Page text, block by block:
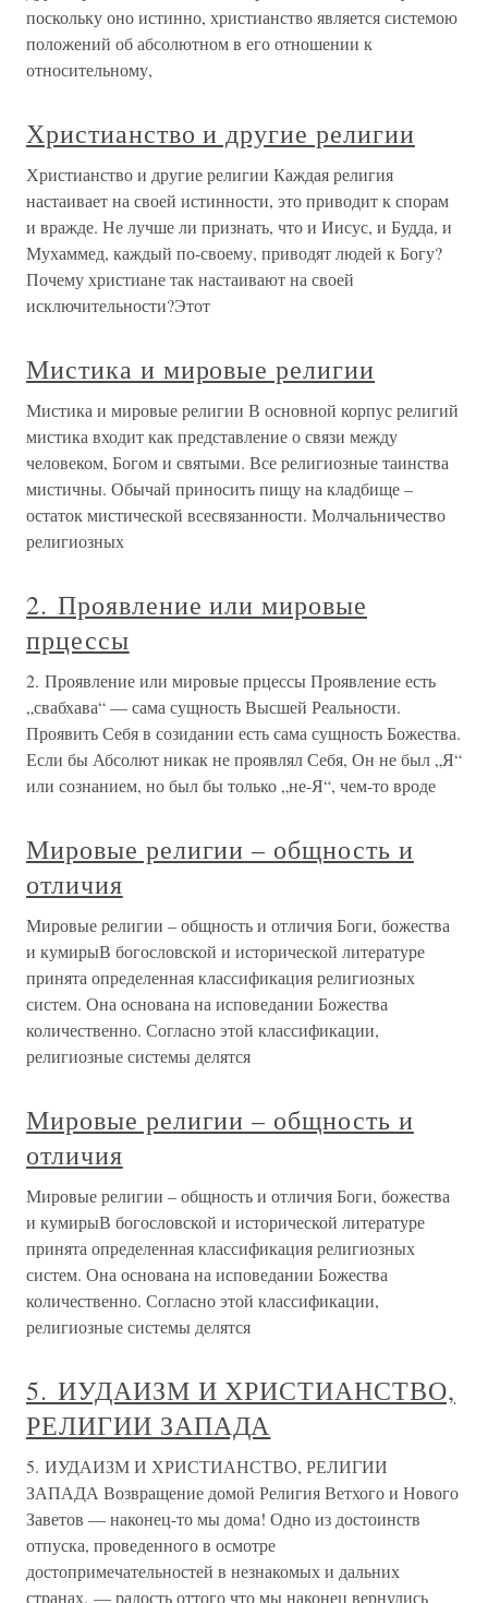
поскольку оно истинно, христианство является системою
положений об абсолютном в его отношении к
относительному,
Христианство и другие религии
Христианство и другие религии Каждая религия
настаивает на своей истинности, это приводит к спорам
и вражде. Не лучше ли признать, что и Иисус, и Будда, и
Мухаммед, каждый по-своему, приводят людей к Богу?
Почему христиане так настаивают на своей
исключительности?Этот
Мистика и мировые религии
Мистика и мировые религии В основной корпус религий
мистика входит как представление о связи между
человеком, Богом и святыми. Все религиозные таинства
мистичны. Обычай приносить пищу на кладбище –
остаток мистической всесвязанности. Молчальничество
религиозных
2. Проявление или мировые
прцессы
2. Проявление или мировые прцессы Проявление есть
„свабхава“ — сама сущность Высшей Реальности.
Проявить Себя в созидании есть сама сущность Божества.
Если бы Абсолют никак не проявлял Себя, Он не был „Я“
или сознанием, но был бы только „не-Я“, чем-то вроде
Мировые религии – общность и
отличия
Мировые религии – общность и отличия Боги, божества
и кумирыВ богословской и исторической литературе
принята определенная классификация религиозных
систем. Она основана на исповедании Божества
количественно. Согласно этой классификации,
религиозные системы делятся
Мировые религии – общность и
отличия
Мировые религии – общность и отличия Боги, божества
и кумирыВ богословской и исторической литературе
принята определенная классификация религиозных
систем. Она основана на исповедании Божества
количественно. Согласно этой классификации,
религиозные системы делятся
5. ИУДАИЗМ И ХРИСТИАНСТВО,
РЕЛИГИИ ЗАПАДА
5. ИУДАИЗМ И ХРИСТИАНСТВО, РЕЛИГИИ
ЗАПАДА Возвращение домой Религия Ветхого и Нового
Заветов — наконец-то мы дома! Одно из достоинств
отпуска, проведенного в осмотре
достопримечательностей в незнакомых и дальних
странах, — радость оттого что мы наконец вернулись